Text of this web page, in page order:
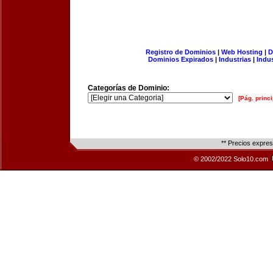
Registro de Dominios| Web Hosting |
Dominios Expirados | Industrias |
Categorías de Dominio:
[Pág.
** Precios
© 2002/2022 Solo10.com